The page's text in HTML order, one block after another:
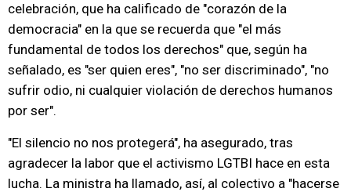
celebración, que ha calificado de "corazón de la
democracia" en la que se recuerda que "el más
fundamental de todos los derechos" que, según ha
señalado, es "ser quien eres", "no ser discriminado", "no
sufrir odio, ni cualquier violación de derechos humanos
por ser".
"El silencio no nos protegerá", ha asegurado, tras
agradecer la labor que el activismo LGTBI hace en esta
lucha. La ministra ha llamado, así, al colectivo a "hacerse